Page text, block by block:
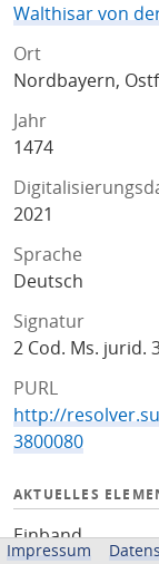
Walthisar von
Ort
Nordbayern,
Jahr
1474
2021
Sprache
Deutsch
Signatur
2 Cod. Ms. jurid.
PURL
http://
3800080
AKTUELLES
Einband
Impressum